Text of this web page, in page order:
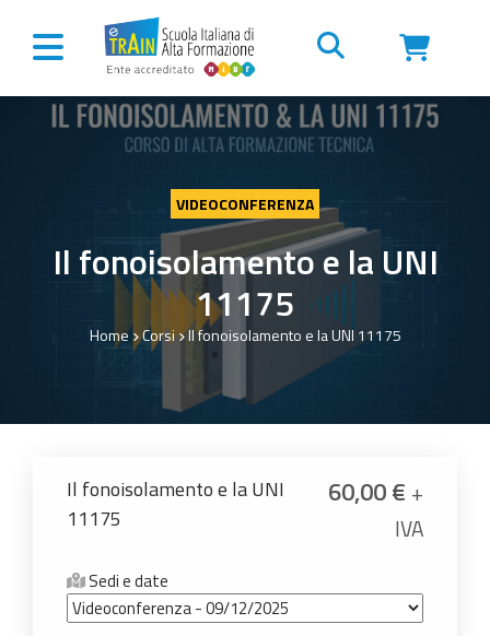
Vai al contenuto
VIDEOCONFERENZA
Il fonoisolamento e la UNI
11175
Home Corsi Il fonoisolamento e la UNI 11175
Il fonoisolamento e la UNI
11175
60,00€ +
IVA
Sedi e date